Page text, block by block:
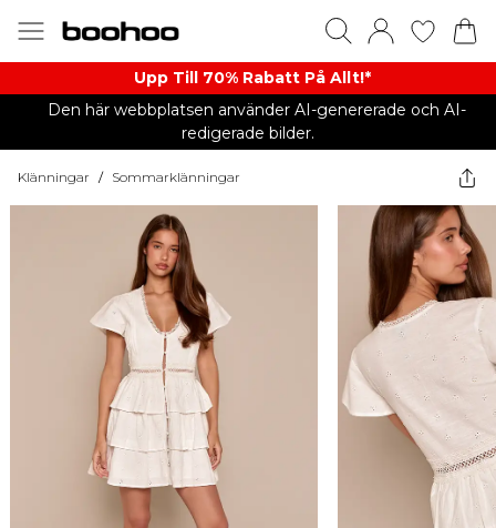
Upp Till 70% Rabatt På Allt!*
Den här webbplatsen använder AI-genererade och AI-
redigerade bilder.
Klänningar / Sommarklänningar